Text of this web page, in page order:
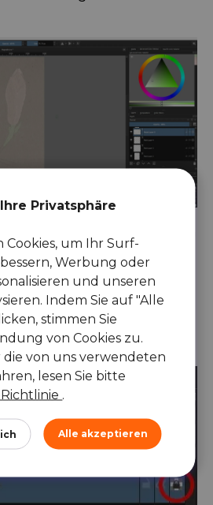
ich nun fünf neue Ebenen
für die Stiele. Nun kann
großen
Pinsel die einzelnen
von unten her
verriegele ich vorher bei
Alphakanal.
Privatsphäre
um Ihr Surf-
Werbung oder
und unseren
Indem Sie auf "Alle
stimmen Sie
von Cookies zu.
von uns verwendeten
lesen Sie bitte
.
Alle akzeptieren